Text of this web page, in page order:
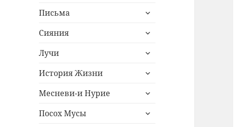
меню
Письма
раскрыть
меню
Сияния
раскрыть
меню
Лучи
раскрыть
меню
История Жизни
раскрыть
меню
Месневи-и Нурие
раскрыть
меню
Посох Мусы
раскрыть